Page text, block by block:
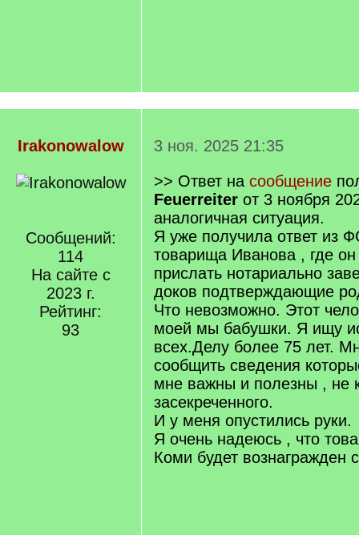
Irakonowalow
Сообщений:
114
На сайте с
2023 г.
Рейтинг:
93
3 ноя. 2025 21:35
>> Ответ на сообщение
Feuerreiter от 3 ноября
аналогичная ситуация.
Я уже получила ответ из
товарища Иванова , где
прислать нотариально
доков подтверждающие
Что невозможно. Этот
моей мы бабушки. Я ищу
всех.Делу более 75 лет.
сообщить сведения
мне важны и полезны , не
засекреченного.
И у меня опустились руки.
Я очень надеюсь , что
Коми будет вознагражден